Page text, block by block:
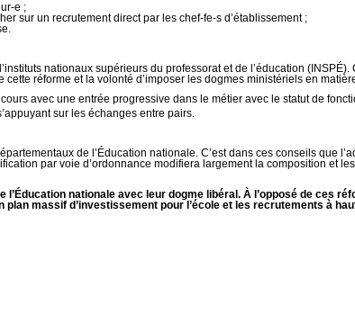
e ;
sur un recrutement direct par les chef-fe-s d’établissement ;
nationaux supérieurs du professorat et de l’éducation
réforme et la volonté d’imposer les dogmes ministériels en
avec une entrée progressive dans le métier avec le statut de
sur les échanges entre pairs.
de l’Éducation nationale. C’est dans ces conseils que
par voie d’ordonnance modifiera largement la composition et
nationale avec leur dogme libéral. À l’opposé de ces
massif d’investissement pour l’école et les recrutements à